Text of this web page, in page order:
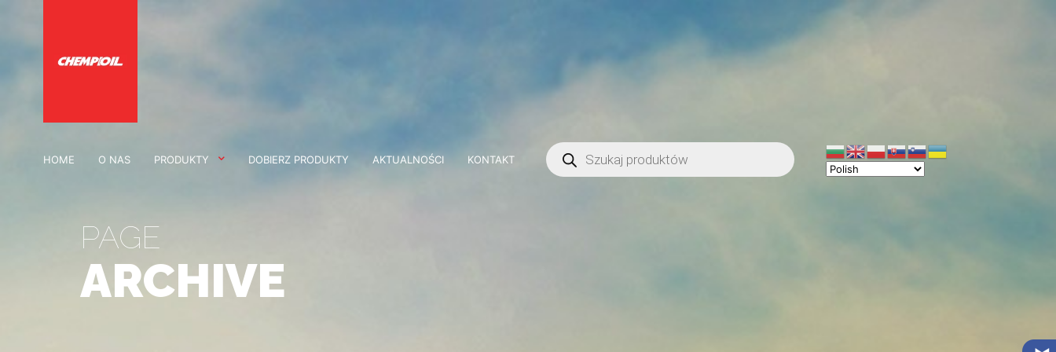
HOME O NAS PRODUKTY DOBIERZ PRODUKTY AKTUALNOŚCI KONTAKT
PAGE
ARCHIVE